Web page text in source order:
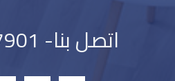
اتصل بنا- 0534477901